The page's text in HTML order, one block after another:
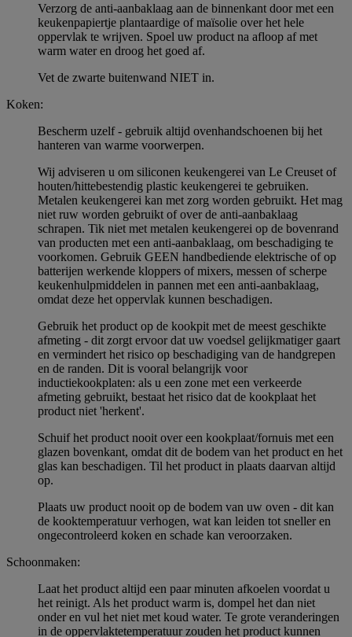
Verzorg de anti-aanbaklaag aan de binnenkant door met een
keukenpapiertje plantaardige of maïsolie over het hele
oppervlak te wrijven. Spoel uw product na afloop af met
warm water en droog het goed af.
Vet de zwarte buitenwand NIET in.
Koken:
Bescherm uzelf - gebruik altijd ovenhandschoenen bij het
hanteren van warme voorwerpen.
Wij adviseren u om siliconen keukengerei van Le Creuset of
houten/hittebestendig plastic keukengerei te gebruiken.
Metalen keukengerei kan met zorg worden gebruikt. Het mag
niet ruw worden gebruikt of over de anti-aanbaklaag
schrapen. Tik niet met metalen keukengerei op de bovenrand
van producten met een anti-aanbaklaag, om beschadiging te
voorkomen. Gebruik GEEN handbediende elektrische of op
batterijen werkende kloppers of mixers, messen of scherpe
keukenhulpmiddelen in pannen met een anti-aanbaklaag,
omdat deze het oppervlak kunnen beschadigen.
Gebruik het product op de kookpit met de meest geschikte
afmeting - dit zorgt ervoor dat uw voedsel gelijkmatiger gaart
en vermindert het risico op beschadiging van de handgrepen
en de randen. Dit is vooral belangrijk voor
inductiekookplaten: als u een zone met een verkeerde
afmeting gebruikt, bestaat het risico dat de kookplaat het
product niet 'herkent'.
Schuif het product nooit over een kookplaat/fornuis met een
glazen bovenkant, omdat dit de bodem van het product en het
glas kan beschadigen. Til het product in plaats daarvan altijd
op.
Plaats uw product nooit op de bodem van uw oven - dit kan
de kooktemperatuur verhogen, wat kan leiden tot sneller en
ongecontroleerd koken en schade kan veroorzaken.
Schoonmaken:
Laat het product altijd een paar minuten afkoelen voordat u
het reinigt. Als het product warm is, dompel het dan niet
onder en vul het niet met koud water. Te grote veranderingen
in de oppervlaktetemperatuur zouden het product kunnen